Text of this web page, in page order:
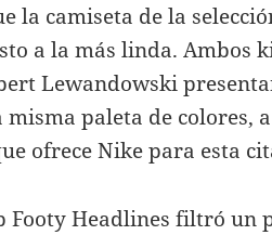
la camiseta de la
a la más linda. Ambos
Lewandowski
paleta de colores,
ofrece Nike para esta
Footy Headlines filtró un